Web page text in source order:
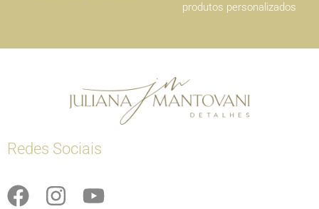
produtos personalizados
Redes Sociais
F
I
Y